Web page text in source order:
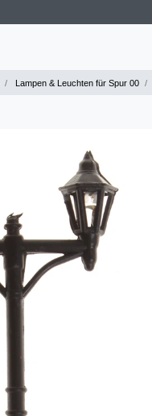
Lampen & Leuchten für Spur 00